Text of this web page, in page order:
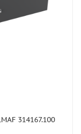
314167.100